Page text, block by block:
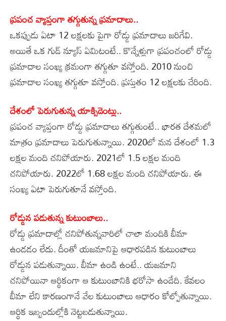
ప్రపంచ వ్యాప్తంగా తగ్గుతున్న ప్రమాదాలు..
ఒకప్పుడు ఏటా 12 లక్షలకు పైగా రోడ్డు ప్రమాదాలు జరిగేవి.
అయితే ఒక గుడ్‌ న్యూస్‌ ఏమిటంటే.. కొన్నేళ్లుగా ప్రపంచంలో రోడ్డు
ప్రమాదాల సంఖ్య క్రమంగా తగ్గుతూ వస్తోంది. 2010 నుంచి
ప్రమాదాల సంఖ్య తగ్గుతూ వస్తోంది. ప్రస్తుతం 12 లక్షలకు చేరింది.
దేశంలో పెరుగుతున్న యాక్సిడెంట్లు..
ప్రపంచ వ్యాప్తంగా రోడ్డు ప్రమాదాలు తగ్గుతుంటే.. భారత దేశమలో
మాత్రం ప్రమాదాలు పెరుగుతున్నాయి. 2020లో మన దేశంలో 1.3
లక్షల మంది చనిపోయారు. 2021లో 1.5 లక్షల మంది
చనిపోయారు. 2022లో 1.68 లక్షల మంది చనిపోయారు. ఈ
సంఖ్య ఏటా పెరుగుతూనే వస్తోంది.
రోడ్డున పడుతున్న కుటుంబాలు..
రోడ్డు ప్రమాదాల్లో చనిపోతున్నవారిలో చాలా మందికి బీమా
ఉండడం లేదు. దీంతో యజమానిపై ఆధారపడిన కుటుంబాలు
రోడ్డున పడుతున్నాయి. బీమా ఉండి ఉంటే.. యజమాని
చనిపోయినా ఆర్థికంగా ఆ కుటుంబానికి భరోసా ఉండేది. కేవలం
బీమా లేని కారణంగానే వేల కుటుంబాలు ఆధారం కోల్పోతున్నాయి.
ఆర్థిక ఇబ్బందుల్లోకి నెట్టబడుతున్నాయి.